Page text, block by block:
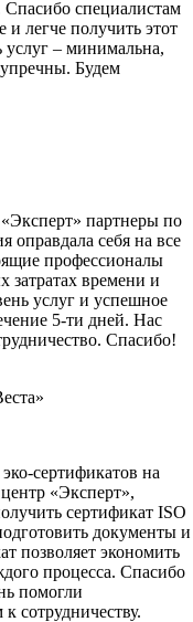
специалистам
легче получить этот
услуг – минимальна,
Будем
партнеры по
оправдала себя на все
профессионалы
затратах времени и
услуг и успешное
5-ти дней. Нас
Спасибо!
сертификатов на
«Эксперт»,
сертификат ISO
документы и
позволяет экономить
процесса. Спасибо
помогли
сотрудничеству.